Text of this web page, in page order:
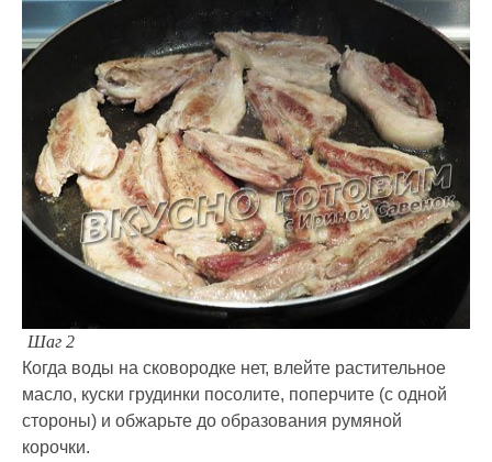
Шаг 2
Когда воды на сковородке нет, влейте растительное
масло, куски грудинки посолите, поперчите (с одной
стороны) и обжарьте до образования румяной
корочки.